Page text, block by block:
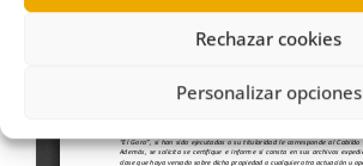
Rechazar cookies
Personalizar opciones